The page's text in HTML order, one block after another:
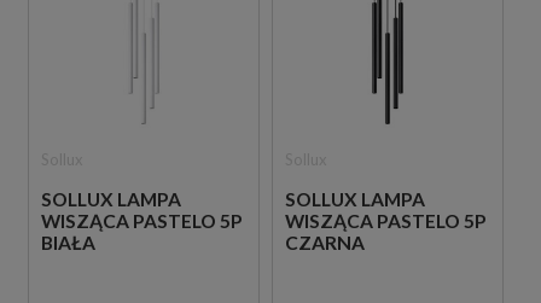
SOLLUX LAMPA
WISZĄCA PASTELO 5P
BIAŁA
SOLLUX LAMPA
WISZĄCA PASTELO 5P
CZARNA